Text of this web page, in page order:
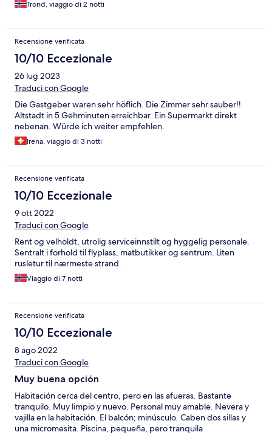
hyggelig vertskap som gjorde hva de kunne for å gjøre vårt
store deler av dag var resepsjon ubemannet. Et greit
leilighetshotell hvor man kan lage maten selv, og butikk 50m
unna. Vi hadde litt problem med alle veiarbeider, men dette kan
ikke hotellet belastes med. Ca 5 min gåavstand til gamlebyen
var veldig greit.
Trond, viaggio di 2 notti
Recensione verificata
10/10 Eccezionale
26 lug 2023
Traduci con Google
Die Gastgeber waren sehr höflich. Die Zimmer sehr sauber!!
Altstadt in 5 Gehminuten erreichbar. Ein Supermarkt direkt
nebenan. Würde ich weiter empfehlen.
Irena, viaggio di 3 notti
Recensione verificata
10/10 Eccezionale
9 ott 2022
Traduci con Google
Rent og velholdt, utrolig serviceinnstilt og hyggelig personale.
Sentralt i forhold til flyplass, matbutikker og sentrum. Liten
rusletur til nærmeste strand.
Viaggio di 7 notti
Recensione verificata
10/10 Eccezionale
8 ago 2022
Traduci con Google
Muy buena opción
Habitación cerca del centro, pero en las afueras. Bastante
tranquilo. Muy limpio y nuevo. Personal muy amable. Nevera y
vajilla en la habitación. El balcón; minúsculo. Caben dos sillas y
una micromesita. Piscina, pequeña, pero tranquila